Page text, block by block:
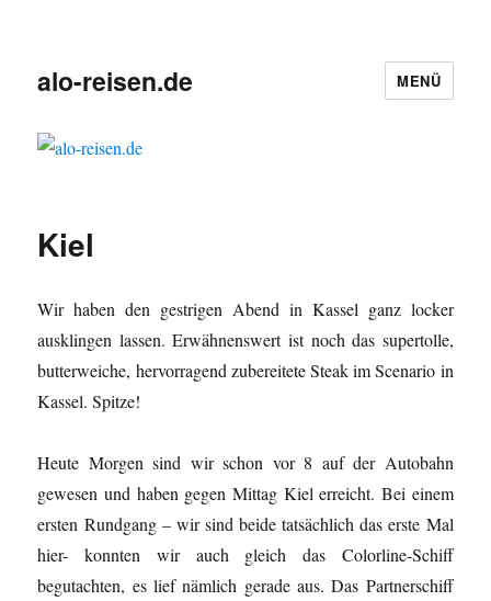
alo-reisen.de MENÜ
Kiel
Wir haben den gestrigen Abend in Kassel ganz locker
ausklingen lassen. Erwähnenswert ist noch das supertolle,
butterweiche, hervorragend zubereitete Steak im Scenario in
Kassel. Spitze!
Heute Morgen sind wir schon vor 8 auf der Autobahn
gewesen und haben gegen Mittag Kiel erreicht. Bei einem
ersten Rundgang – wir sind beide tatsächlich das erste Mal
hier- konnten wir auch gleich das Colorline-Schiff
begutachten, es lief nämlich gerade aus. Das Partnerschiff